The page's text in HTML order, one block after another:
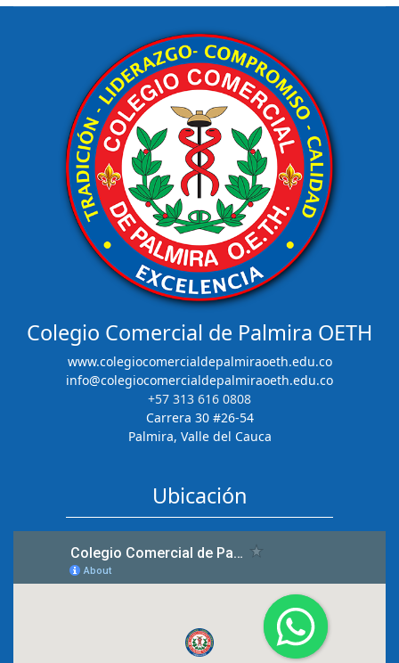
Colegio Comercial de Palmira OETH
www.colegiocomercialdepalmiraoeth.edu.co
info@colegiocomercialdepalmiraoeth.edu.co
+57 313 616 0808
Carrera 30 #26-54
Palmira, Valle del Cauca
Ubicación